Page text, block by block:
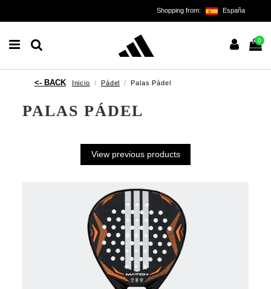
Shopping from: España
0
Inicio Pádel Palas Pádel
PALAS PÁDEL
View previous products